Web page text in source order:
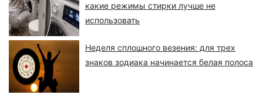
какие режимы стирки лучше не
использовать
Неделя сплошного везения: для трех
знаков зодиака начинается белая полоса